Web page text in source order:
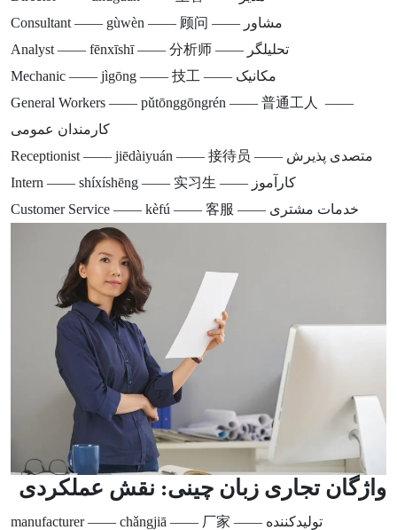
Consultant —— gùwèn —— 顾问 —— مشاور
Analyst —— fēnxīshī —— 分析师 —— تحلیلگر
Mechanic —— jìgōng —— 技工 —— مکانیک
General Workers —— pǔtōnggōngrén —— 普通工人 ——
کارمندان عمومی
Receptionist —— jiēdàiyuán —— 接待员 —— متصدی پذیرش
Intern —— shíxíshēng —— 实习生 —— کارآموز
Customer Service —— kèfú —— 客服 —— خدمات مشتری
واژگان تجاری زبان چینی: نقش عملکردی
manufacturer —— chǎngjiā —— 厂家 —— تولیدکننده